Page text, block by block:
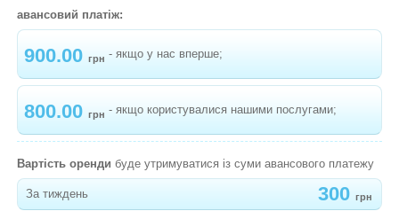
- MEDELA SWING
- РУЧНИЙ МОЛОКОВІДСМОКТУВАЧ MEDELA
- РУЧНИЙ MEDELA HARMONY
- PHILIPS AVENT
авансовий платіж:
900.00 грн - якщо у нас вперше;
800.00 грн - якщо користувалися нашими послугами;
Вартість оренди буде утримуватися із суми авансового платежу
За тиждень 300 грн